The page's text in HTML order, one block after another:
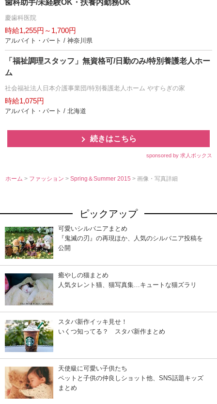
歯科助手/未経験OK・扶養内勤務OK
慶歯科医院
時給1,255円～1,700円
アルバイト・パート / 神奈川県
「福祉調理スタッフ」無資格可/日勤のみ/特別養護老人ホー
ム
社会福祉法人日本介護事業団/特別養護老人ホーム やすらぎの家
時給1,075円
アルバイト・パート / 北海道
続きはこちら
sponsored by 求人ボックス
ホーム > ファッション>Spring＆Summer 2015> 画像・写真詳細
ピックアップ
可愛いシルバニアまとめ
『鬼滅の刃』の再現ほか、人気のシルバニア投稿を
公開
癒やしの猫まとめ
人気タレント猫、猫写真集…キュートな猫ズラリ
スタバ新作イッキ見せ！
いくつ知ってる？ スタバ新作まとめ
天使級に可愛い子供たち
ペットと子供の仲良しショット他、SNS話題キッズ
まとめ